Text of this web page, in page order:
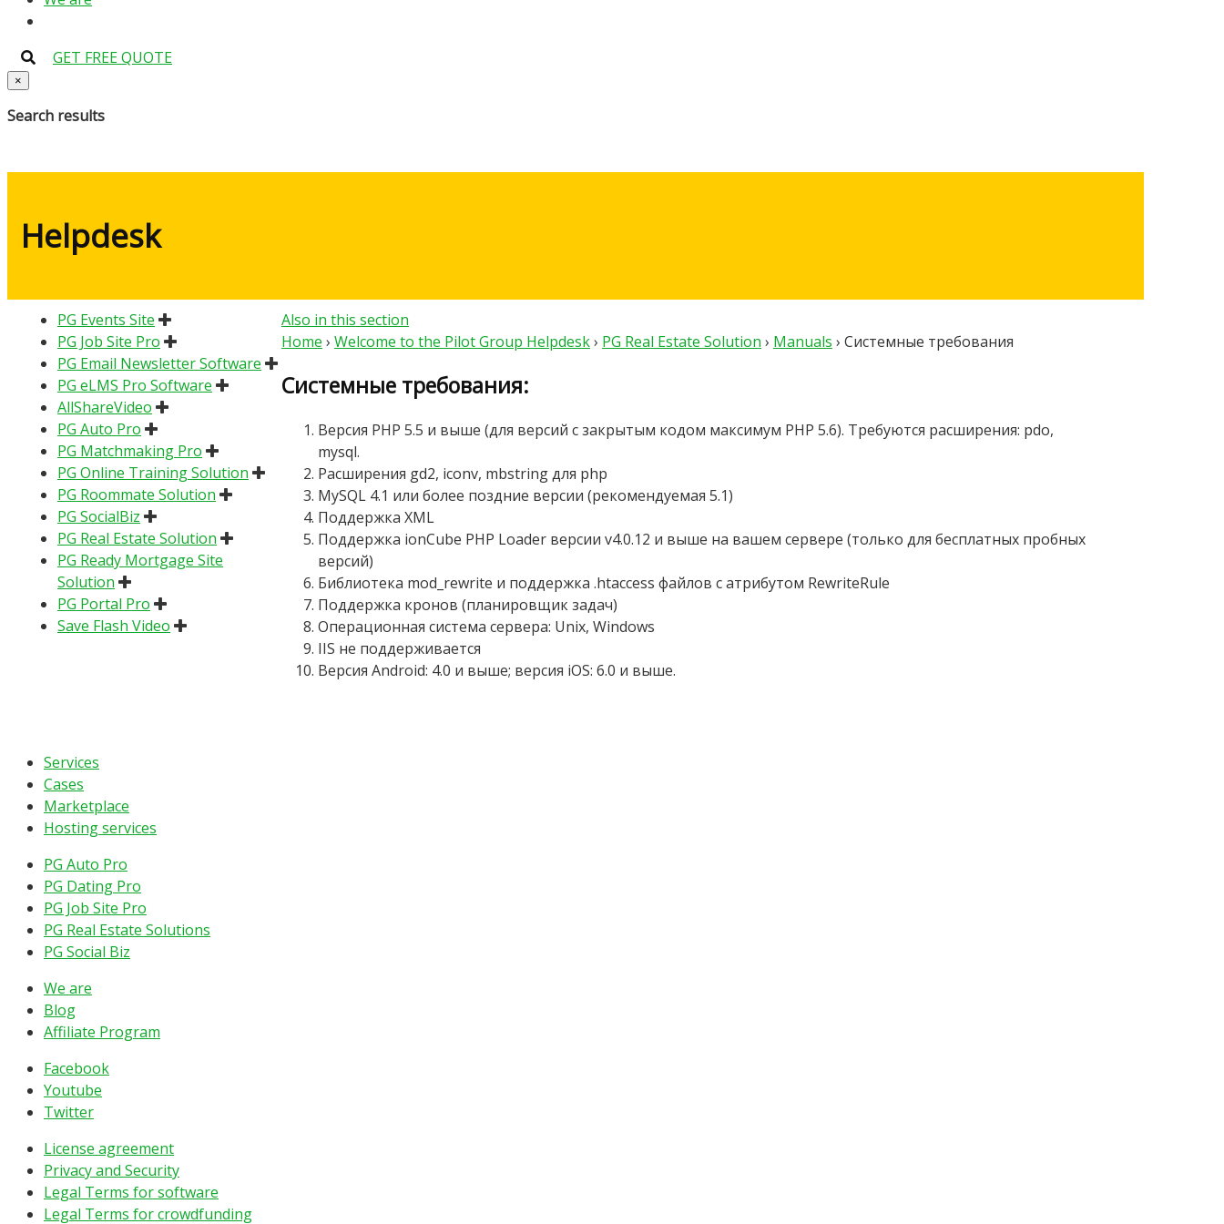
GET FREE QUOTE
×
Search results
Helpdesk
PG Events Site
PG Job Site Pro
PG Email Newsletter Software
PG eLMS Pro Software
AllShareVideo
PG Auto Pro
PG Matchmaking Pro
PG Online Training Solution
PG Roommate Solution
PG SocialBiz
PG Real Estate Solution
PG Ready Mortgage Site
Solution
PG Portal Pro
Save Flash Video
Also in this section
Home › Welcome to the Pilot Group Helpdesk› PG Real Estate Solution › Manuals › Системные требования
Системные требования:
Версия PHP 5.5 и выше (для версий с закрытым кодом максимум PHP 5.6). Требуются расширения: pdo,
mysql.
Расширения gd2, iconv, mbstring для php
MySQL 4.1 или более поздние версии (рекомендуемая 5.1)
Поддержка XML
Поддержка ionCube PHP Loader версии v4.0.12 и выше на вашем сервере (только для бесплатных пробных
версий)
Библиотека mod_rewrite и поддержка .htaccess файлов с атрибутом RewriteRule
Поддержка кронов (планировщик задач)
Операционная система сервера: Unix, Windows
IIS не поддерживается
Версия Android: 4.0 и выше; версия iOS: 6.0 и выше.
Services
Cases
Marketplace
Hosting services
PG Auto Pro
PG Dating Pro
PG Job Site Pro
PG Real Estate Solutions
PG Social Biz
We are
Blog
Affiliate Program
Facebook
Youtube
Twitter
License agreement
Privacy and Security
Legal Terms for software
Legal Terms for crowdfunding